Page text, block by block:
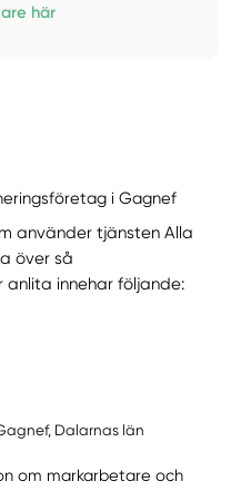
här
i Gagnef
använder tjänsten Alla
över så
innehar följande:
Dalarnas län
om markarbetare och